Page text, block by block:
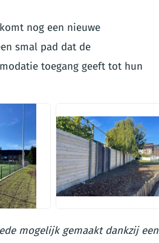
nog een nieuwe
smal pad dat de
toegang geeft tot hun
JPEG
mogelijk gemaakt dankzij een